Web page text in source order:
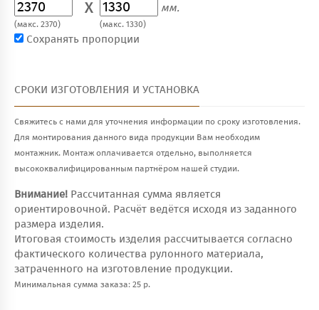
X
(макс. 2370)
мм.
(макс. 1330)
Сохранять пропорции
СРОКИ ИЗГОТОВЛЕНИЯ И УСТАНОВКА
Свяжитесь с нами для уточнения информации по сроку изготовления.
Для монтирования данного вида продукции Вам необходим
монтажник. Монтаж оплачивается отдельно, выполняется
высококвалифицированным партнёром нашей студии.
Внимание! Рассчитанная сумма является
ориентировочной. Расчёт ведётся исходя из заданного
размера изделия.
Итоговая стоимость изделия рассчитывается согласно
фактического количества рулонного материала,
затраченного на изготовление продукции.
Минимальная сумма заказа: 25 р.